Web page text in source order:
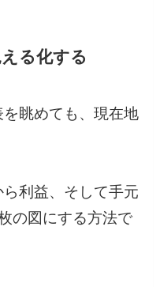
る化する
眺めても、現在地
利益、そして手元
の図にする方法で